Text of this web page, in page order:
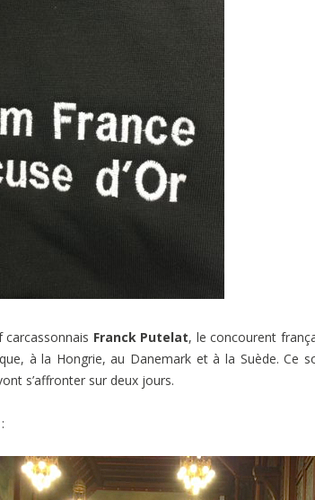
carcassonnais Franck Putelat, le concourent
à la Hongrie, au Danemark et à la Suède. Ce
s’affronter sur deux jours.